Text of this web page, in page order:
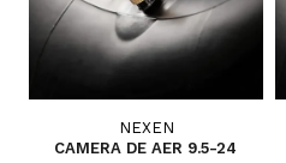
NEXEN
CAMERA DE AER 9.5-24